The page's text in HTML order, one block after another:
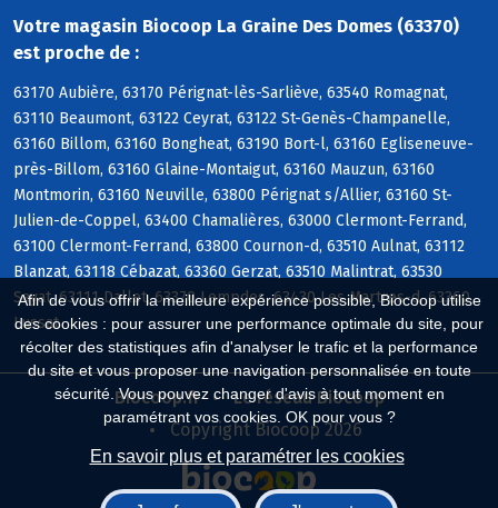
Afin de vous offrir la meilleure expérience possible, Biocoop utilise
des cookies : pour assurer une performance optimale du site, pour
récolter des statistiques afin d'analyser le trafic et la performance
du site et vous proposer une navigation personnalisée en toute
sécurité. Vous pouvez changer d'avis à tout moment en
paramétrant vos cookies. OK pour vous ?
En savoir plus et paramétrer les cookies
Votre magasin Biocoop La Graine Des Domes (63370)
est proche de :
63170 Aubière, 63170 Pérignat-lès-Sarliève, 63540 Romagnat,
63110 Beaumont, 63122 Ceyrat, 63122 St-Genès-Champanelle,
63160 Billom, 63160 Bongheat, 63190 Bort-l, 63160 Egliseneuve-
près-Billom, 63160 Glaine-Montaigut, 63160 Mauzun, 63160
Montmorin, 63160 Neuville, 63800 Pérignat s/Allier, 63160 St-
Julien-de-Coppel, 63400 Chamalières, 63000 Clermont-Ferrand,
63100 Clermont-Ferrand, 63800 Cournon-d, 63510 Aulnat, 63112
Blanzat, 63118 Cébazat, 63360 Gerzat, 63510 Malintrat, 63530
Sayat, 63111 Dallet, 63370 Lempdes, 63430 Les Martres-d, 63360
Lussat
Biocoop.fr
Le réseau Biocoop
Copyright Biocoop 2026